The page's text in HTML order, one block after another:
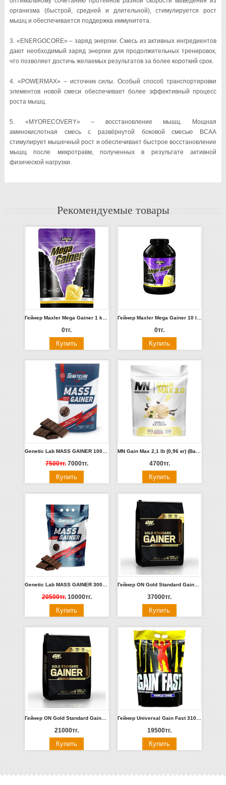
организма (быстрой, средней и длительной), стимулируется рост
мышц и обеспечивается поддержка иммунитета.
3. «ENERGOCORE» – заряд энергии. Смесь из активных ингредиентов
дают необходимый заряд энергии для продолжительных тренировок,
что позволяет достичь желаемых результатов за более короткий срок.
4. «POWERMAX» – источник силы. Особый способ транспортировки
элементов новой смеси обеспечивает более эффективный процесс
роста мышц.
5. «MYORECOVERY» – восстановление мышц. Мощная
аминокислотная смесь с развёрнутой боковой смесью BCAA
стимулирует мышечный рост и обеспечивает быстрое восстановление
мышц после микротравм, полученных в результате активной
физической нагрузки.
Рекомендуемые товары
0тг. 0тг.
Genetic Lab MASS GAINER 1000 gr
7500тг. 7000тг. 4700тг.
Genetic Lab MASS GAINER 3000 gr (ИСТЕК СРОК ХРАНЕНИЯ)
20500тг. 10000тг.
Гейнер ON Gold Standard Gainer 4.5кг (Шоколад, ваниль)
37000тг.
Гейнер ON Gold Standard Gainer 2.3кг (Шоколад, Ваниль)
21000тг.
Гейнер Universal Gain Fast 3100 4.5кг (Шоколад, Пина-Колада)
19500тг.